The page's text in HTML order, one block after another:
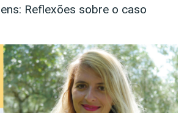
Reflexões sobre o caso